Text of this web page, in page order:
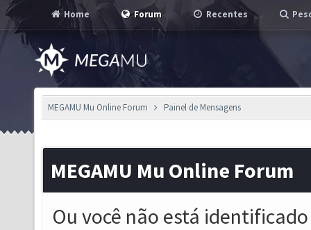
Home Forum Recentes
MEGAMU Mu Online Forum Painel de Mensagens
MEGAMU Mu Online Forum
Ou você não está